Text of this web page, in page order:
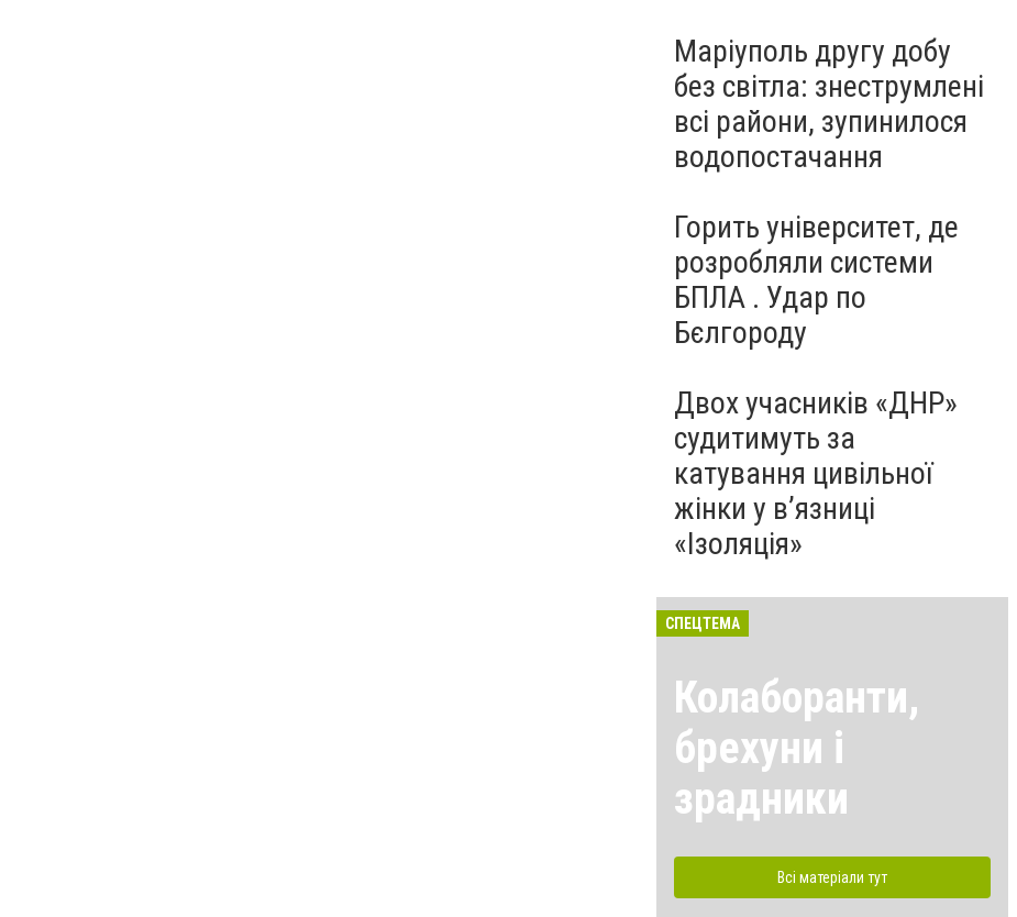
Маріуполь другу добу
без світла: знеструмлені
всі райони, зупинилося
водопостачання
Горить університет, де
розробляли системи
БПЛА . Удар по
Бєлгороду
Двох учасників «ДНР»
судитимуть за
катування цивільної
жінки у в’язниці
«Ізоляція»
СПЕЦТЕМА
Колаборанти,
брехуни і
зрадники
Всі матеріали тут